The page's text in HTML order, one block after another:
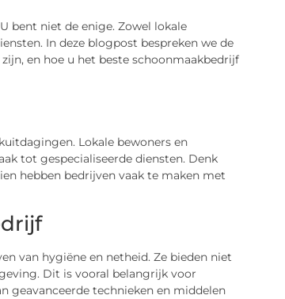
bent niet de enige. Zowel lokale
In deze blogpost bespreken we de
en hoe u het beste schoonmaakbedrijf
Lokale bewoners en
tot gespecialiseerde diensten. Denk
hebben bedrijven vaak te maken met
van hygiëne en netheid. Ze bieden niet
Dit is vooral belangrijk voor
geavanceerde technieken en middelen